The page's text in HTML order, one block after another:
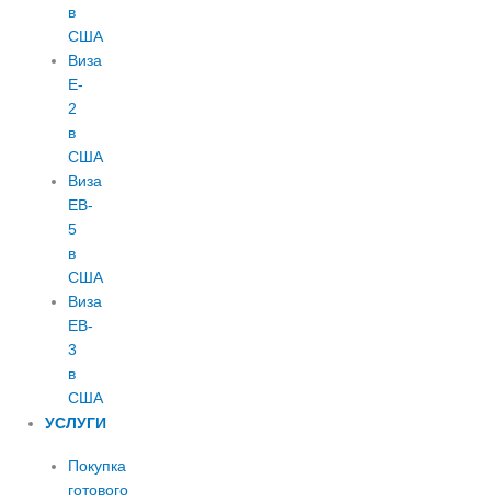
в
США
Виза
E-
2
в
США
Виза
EB-
5
в
США
Виза
EB-
3
в
США
УСЛУГИ
Покупка
готового